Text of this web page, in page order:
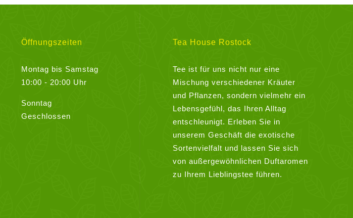
Öffnungszeiten
Montag bis Samstag
10:00 - 20:00 Uhr
Sonntag
Geschlossen
Tea House Rostock
Tee ist für uns nicht nur eine
Mischung verschiedener Kräuter
und Pflanzen, sondern vielmehr ein
Lebensgefühl, das Ihren Alltag
entschleunigt. Erleben Sie in
unserem Geschäft die exotische
Sortenvielfalt und lassen Sie sich
von außergewöhnlichen Duftaromen
zu Ihrem Lieblingstee führen.